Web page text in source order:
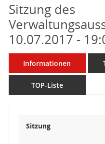
Sitzung des
10.07.2017 -
Informationen
TOP-Liste
Sitzung